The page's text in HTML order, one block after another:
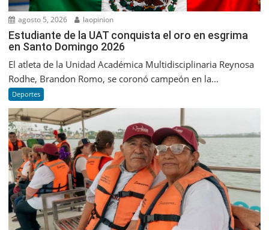
agosto 5, 2026 laopinion
Estudiante de la UAT conquista el oro en esgrima
en Santo Domingo 2026
El atleta de la Unidad Académica Multidisciplinaria Reynosa
Rodhe, Brandon Romo, se coronó campeón en la...
Deportes